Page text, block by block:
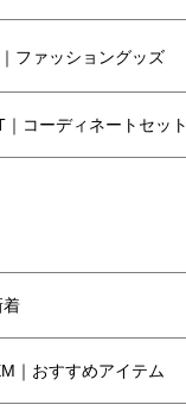
ファッショングッズ
コーディネートセット
着
｜おすすめアイテム